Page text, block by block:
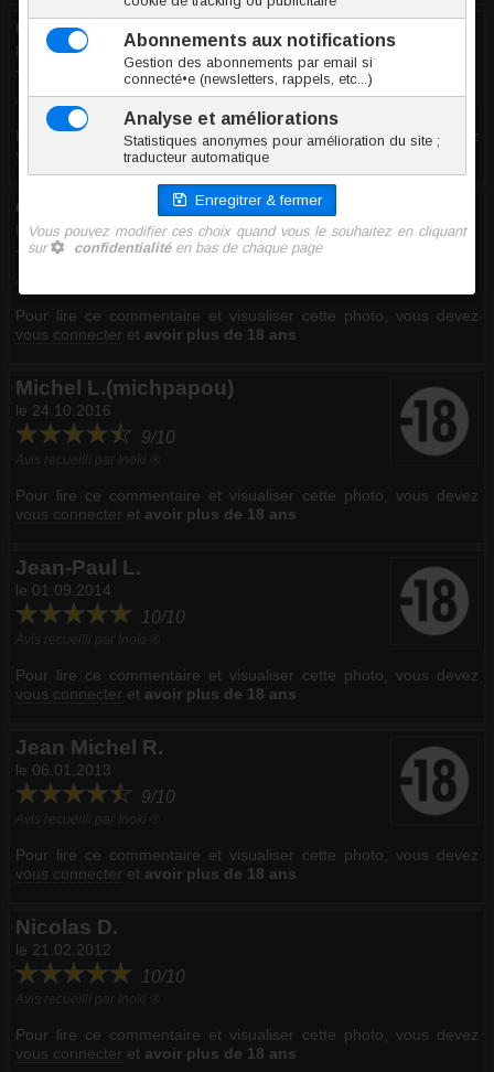
Gérard G.
le 18.06.2017
10/10
Avis recueilli par Inoki ®
Pour lire ce commentaire et visualiser cette photo, vous devez
vous connecter etavoir plus de 18 ans
Christophe T.
le 06.04.2017
10/10
Pour lire ce commentaire et visualiser cette photo, vous devez
vous connecter et avoir plus de 18 ans
Michel L.(michpapou)
le 24.10.2016
9/10
Pour lire ce commentaire et visualiser cette photo, vous devez
vous connecter et avoir plus de 18 ans
Jean-Paul L.
le 01.09.2014
10/10
Pour lire ce commentaire et visualiser cette photo, vous devez
vous connecter et avoir plus de 18 ans
Jean Michel R.
le 06.01.2013
9/10
Pour lire ce commentaire et visualiser cette photo, vous devez
vous connecter et avoir plus de 18 ans
Nicolas D.
le 21.02.2012
10/10
Pour lire ce commentaire et visualiser cette photo, vous devez
vous connecter et avoir plus de 18 ans